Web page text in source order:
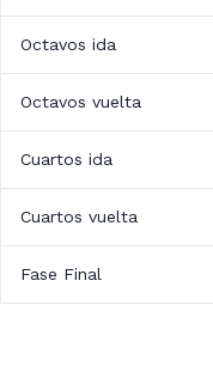
Octavos ida
Octavos vuelta
Cuartos ida
Cuartos vuelta
Fase Final